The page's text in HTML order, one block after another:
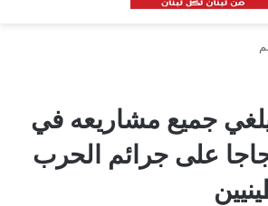
يلغي جميع مشاريعه في
على جرائم الحرب